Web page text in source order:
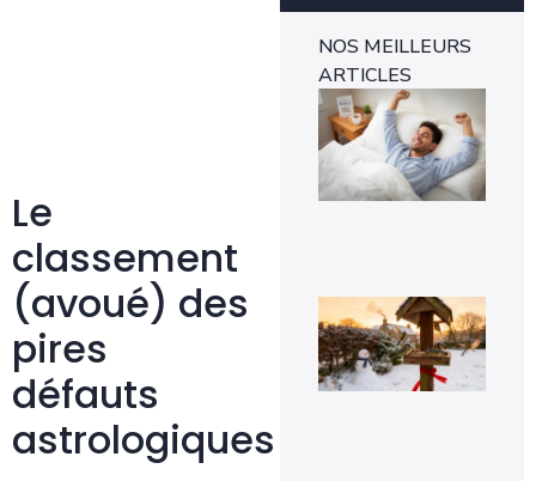
Le
classement
(avoué) des
pires
défauts
astrologiques
NOS MEILLEURS
ARTICLES